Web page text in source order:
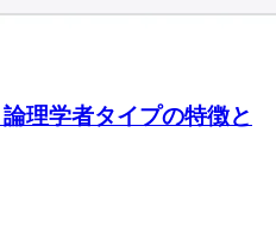
理学者タイプの特徴と